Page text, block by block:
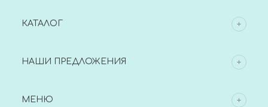
КАТАЛОГ
НАШИ ПРЕДЛОЖЕНИЯ
МЕНЮ